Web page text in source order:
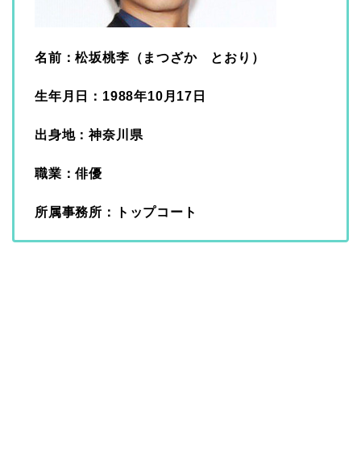
名前：松坂桃李（まつざか とおり）
生年月日：1988年10月17日
出身地：神奈川県
職業：俳優
所属事務所：トップコート